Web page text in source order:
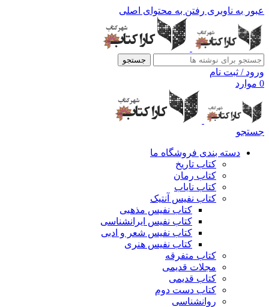
عبور به ناوبری رفتن به محتوای اصلی
جستجو
ورود / ثبت نام
0 موارد
جستجو
دسته بندی فروشگاه ما
کتاب تاریخ
کتاب رمان
کتاب نایاب
کتاب نفیس آنتیک
کتاب نفیس مذهبی
کتاب نفیس ایرانشناسی
کتاب نفیس شعر و ادبی
کتاب نفیس هنری
کتاب متفرقه
مجلات قدیمی
کتاب قدیمی
کتاب دست دوم
روانشناسی